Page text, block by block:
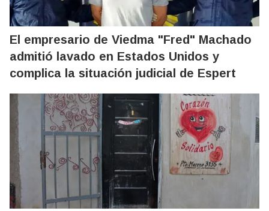
El empresario de Viedma "Fred" Machado
admitió lavado en Estados Unidos y
complica la situación judicial de Espert